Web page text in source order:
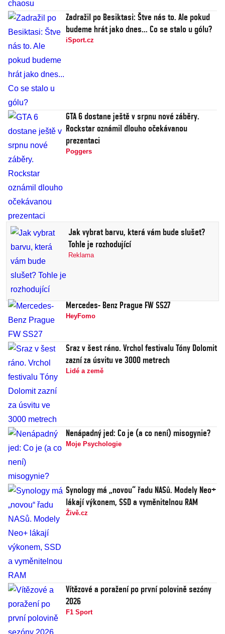
Zadražil po Besiktasi: Štve nás to. Ale pokud
budeme hrát jako dnes... Co se stalo u gólu?
iSport.cz
GTA 6 dostane ještě v srpnu nové záběry.
Rockstar oznámil dlouho očekávanou
prezentaci
Poggers
Jak vybrat barvu, která vám bude slušet?
Tohle je rozhodující
Reklama
Mercedes- Benz Prague FW SS27
HeyFomo
Sraz v šest ráno. Vrchol festivalu Tóny Dolomit
zazní za úsvitu ve 3000 metrech
Lidé a země
Nenápadný jed: Co je (a co není) misogynie?
Moje Psychologie
Synology má „novou“ řadu NASů. Modely Neo+
lákají výkonem, SSD a vyměnitelnou RAM
Živě.cz
Vítězové a poražení po první polovině sezóny
2026
F1 Sport